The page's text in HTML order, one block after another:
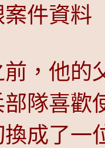
件資料
前，他
隊喜歡
成了一